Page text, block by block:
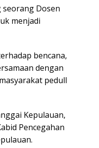
seorang Dosen
menjadi
bencana,
dengan
pedull
Kepulauan,
Pencegahan